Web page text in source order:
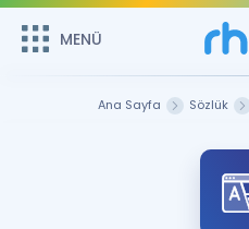
MENÜ
Sepetin
Remzi Hoca ile seni sınava
MENÜ
Ana Sayfa Sözlük